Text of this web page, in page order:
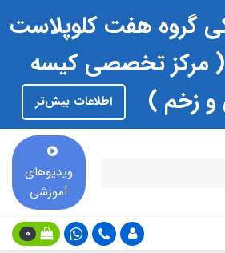
گروه هفت کلوپلاست
Coloplast ( مرکز تخصصی کیسه
و زخم )
اطلاعات بیش‌تر
ویدیوهای
آموزشی
0